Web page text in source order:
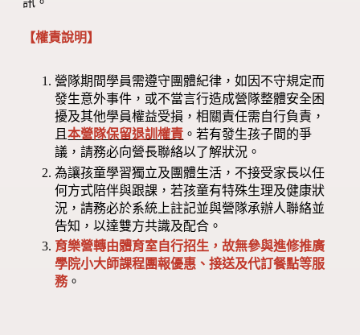
【權責說明】
營隊期間學員需遵守團體紀律，如因不守規定而
發生意外事件，或不當言行造成營隊整體安全困
擾及其他學員權益受損，相關責任需自行負責，
且本營隊保留退訓權責 。若有發生孩子間的爭
議，請務必向營長聯絡以了解狀況。
為讓孩童學習獨立及團體生活，不接受家長以任
何方式陪伴與跟課，若孩童有特殊生理及健康狀
況，請務必於系統上註記並與營隊承辦人聯絡並
告知，以達雙方共識及配合。
育樂營轉由體育室自行招生，故無參與進修推廣
學院小大師課程團報優惠、接送及代訂餐點等服
務。